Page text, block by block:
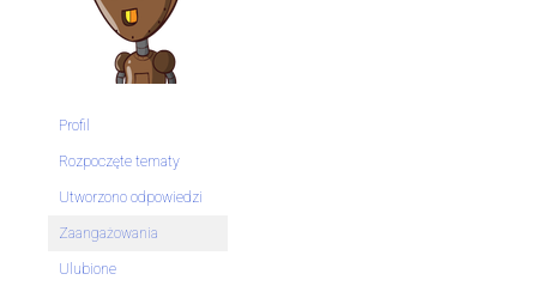
Profil
Rozpoczęte tematy
Utworzono odpowiedzi
Zaangażowania
Ulubione